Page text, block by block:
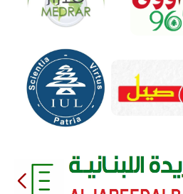
اللبنانية